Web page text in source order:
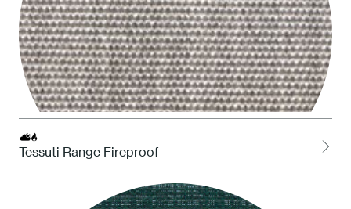
LCEL Cenere
Tessuti Range Fireproof